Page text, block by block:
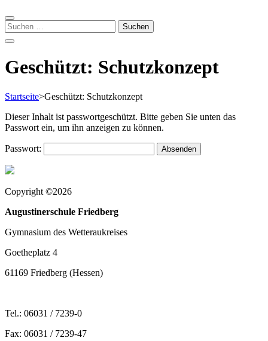
Suchen
nach:
Geschützt: Schutzkonzept
Startseite>Geschützt: Schutzkonzept
Dieser Inhalt ist passwortgeschützt. Bitte geben Sie unten das
Passwort ein, um ihn anzeigen zu können.
Passwort:
Copyright ©2026
Augustinerschule Friedberg
Gymnasium des Wetteraukreises
Goetheplatz 4
61169 Friedberg (Hessen)
Tel.: 06031 / 7239-0
Fax: 06031 / 7239-47